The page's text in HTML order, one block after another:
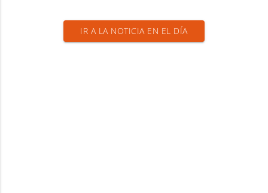
IR A LA NOTICIA EN EL DÍA